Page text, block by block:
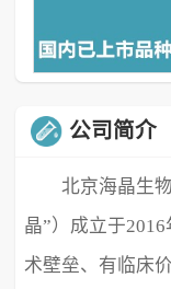
公司简介
北京海晶生
晶”）成立于
术壁垒、有临床